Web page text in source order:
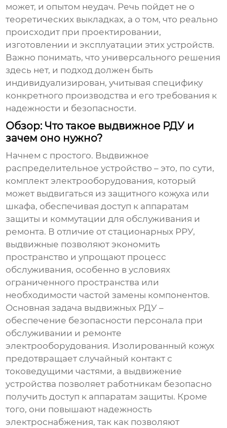
может, и опытом неудач. Речь пойдет не о
теоретических выкладках, а о том, что реально
происходит при проектировании,
изготовлении и эксплуатации этих устройств.
Важно понимать, что универсального решения
здесь нет, и подход должен быть
индивидуализирован, учитывая специфику
конкретного производства и его требования к
надежности и безопасности.
Обзор: Что такое выдвижное РДУ и
зачем оно нужно?
Начнем с простого. Выдвижное
распределительное устройство – это, по сути,
комплект электрооборудования, который
может выдвигаться из защитного кожуха или
шкафа, обеспечивая доступ к аппаратам
защиты и коммутации для обслуживания и
ремонта. В отличие от стационарных РРУ,
выдвижные позволяют экономить
пространство и упрощают процесс
обслуживания, особенно в условиях
ограниченного пространства или
необходимости частой замены компонентов.
Основная задача выдвижных РДУ –
обеспечение безопасности персонала при
обслуживании и ремонте
электрооборудования. Изолированный кожух
предотвращает случайный контакт с
токоведущими частями, а выдвижение
устройства позволяет работникам безопасно
получить доступ к аппаратам защиты. Кроме
того, они повышают надежность
электроснабжения, так как позволяют